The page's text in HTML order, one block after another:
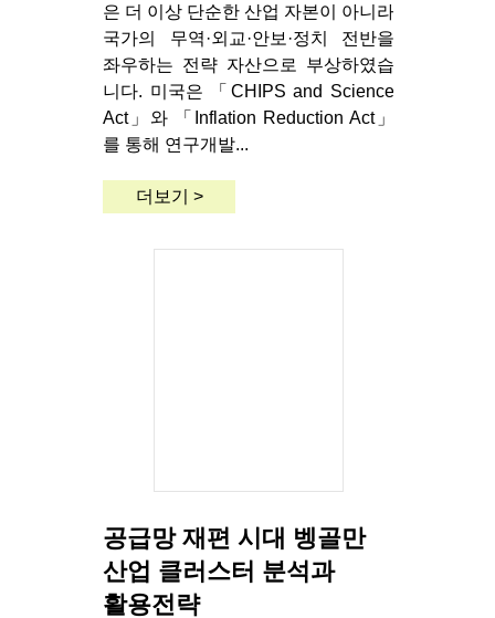
은 더 이상 단순한 산업 자본이 아니라
국가의 무역·외교·안보·정치 전반을
좌우하는 전략 자산으로 부상하였습
니다. 미국은 「CHIPS and Science
Act」와 「Inflation Reduction Act」
를 통해 연구개발...
더보기 >
공급망 재편 시대 벵골만
산업 클러스터 분석과
활용전략